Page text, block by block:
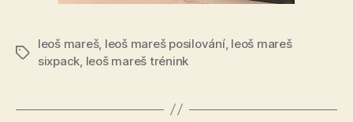
Štítky
leoš mareš, leoš mareš posilování, leoš mareš
sixpack, leoš mareš trénink